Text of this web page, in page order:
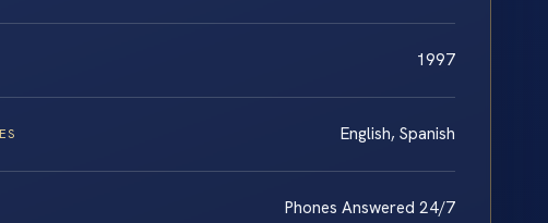
1997
English, Spanish
Phones Answered 24/7